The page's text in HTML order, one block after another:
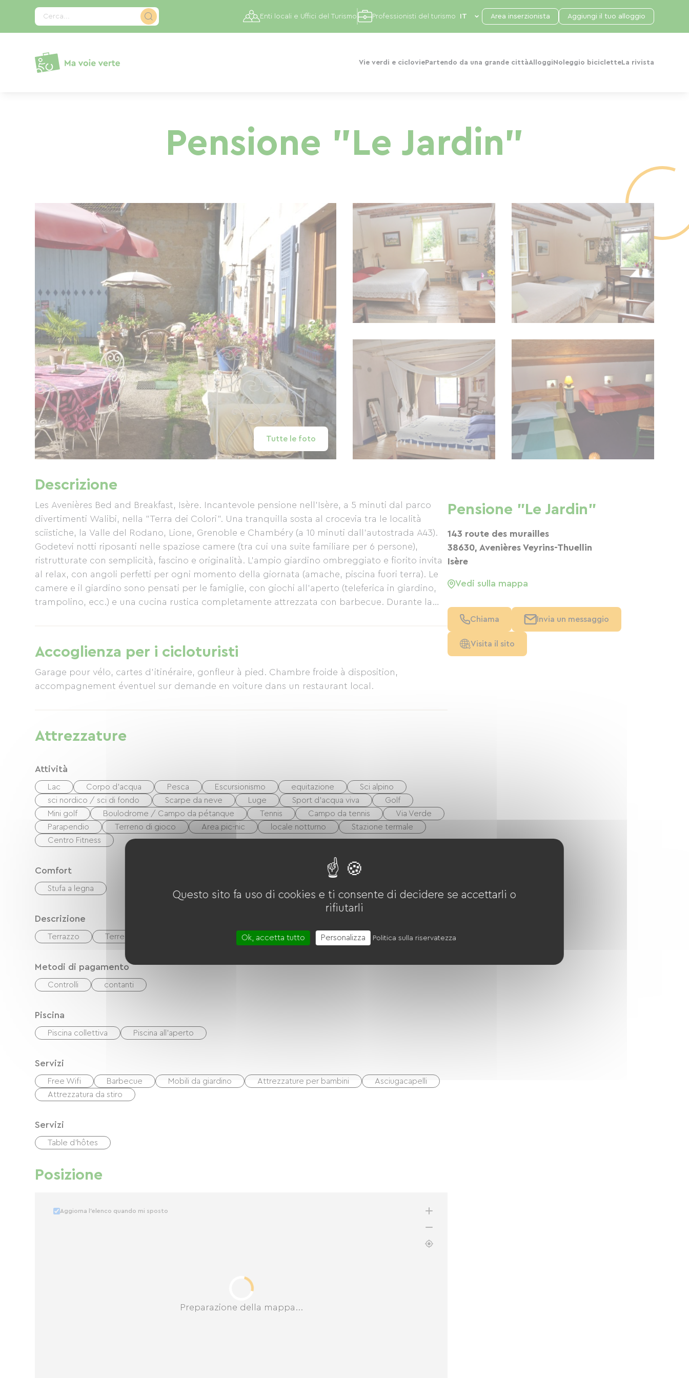
Cerca...
Vie verdi e ciclovie Partendo da una grande cittàAlloggi Noleggio biciclette La rivista
Enti locali e Uffici del Turismo Professionisti del turismo Area inserzionista Aggiungi il tuo alloggio
Pensione "Le Jardin"
Tutte le foto
Descrizione
Les Avenières Bed and Breakfast, Isère. Incantevole pensione nell'Isère, a 5 minuti dal parco
divertimenti Walibi, nella "Terra dei Colori". Una tranquilla sosta al crocevia tra le località
sciistiche, la Valle del Rodano, Lione, Grenoble e Chambéry (a 10 minuti dall'autostrada A43).
Godetevi notti riposanti nelle spaziose camere (tra cui una suite familiare per 6 persone),
ristrutturate con semplicità, fascino e originalità. L'ampio giardino ombreggiato e fiorito invita
al relax, con angoli perfetti per ogni momento della giornata (amache, piscina fuori terra). Le
camere e il giardino sono pensati per le famiglie, con giochi all'aperto (teleferica in giardino,
trampolino, ecc.) e una cucina rustica completamente attrezzata con barbecue. Durante la
aprile). L'attrezzatura per neonati (forno a microonde, frigorifero, lettino da viaggio,
seggiolone, ecc.) è disponibile gratuitamente. Sconto del 10% per soggiorni di 3 notti
consecutive o più.
Accoglienza per i cicloturisti
Garage pour vélo, cartes d'itinéraire, gonfleur à pied. Chambre froide à disposition,
accompagnement éventuel sur demande en voiture dans un restaurant local.
Attrezzature
Attività
Lac Corpo d'acqua Pesca Escursionismo equitazione
Sci alpino
sci nordico / sci di fondo
Scarpe da neve Luge Sport d'acqua viva
Golf
Mini golf
Boulodrome / Campo da pétanque Tennis Campo da tennis
Via Verde
Parapendio
Terreno di gioco Area pic-nic locale notturno
Stazione termale
Centro Fitness
Comfort
Stufa a legna
Descrizione
Terrazzo Terreno privato recintato
Metodi di pagamento
Controlli contanti
Piscina
Piscina collettiva Piscina all'aperto
Servizi
Free Wifi Barbecue Mobili da giardino Attrezzature per bambini
Asciugacapelli
Attrezzatura da stiro
Servizi
Table d'hôtes
Posizione
Preparazione della mappa...
Aggiorna l'elenco quando mi sposto
Pensione "Le Jardin"
143 route des murailles
38630, Avenières Veyrins-Thuellin
Isère
Vedi sulla mappa
Chiama Invia un messaggio
Visita il sito
Pannello di gestione dei cookies
Questo sito fa uso di cookies e ti consente di decidere se accettarli o
rifiutarli
Ok, accetta tutto Personalizza Politica sulla riservatezza